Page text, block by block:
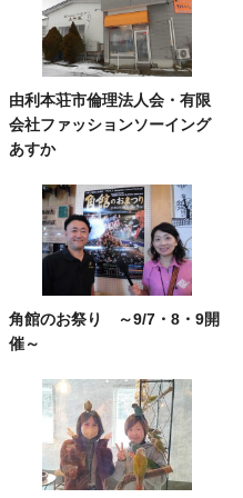
由利本荘市倫理法人会・有限
会社ファッションソーイング
あすか
角館のお祭り ～9/7・8・9開
催～